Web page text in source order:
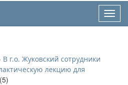
В г.о. Жуковский сотрудники
лекцию для